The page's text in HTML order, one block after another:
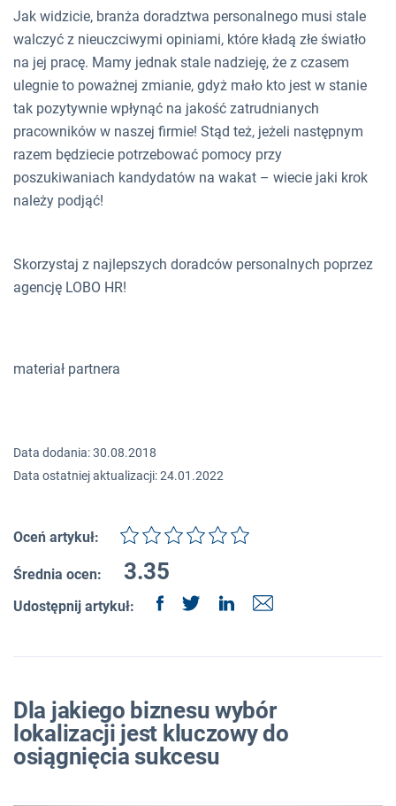
Jak widzicie, branża doradztwa personalnego musi stale
walczyć z nieuczciwymi opiniami, które kładą złe światło
na jej pracę. Mamy jednak stale nadzieję, że z czasem
ulegnie to poważnej zmianie, gdyż mało kto jest w stanie
tak pozytywnie wpłynąć na jakość zatrudnianych
pracowników w naszej firmie! Stąd też, jeżeli następnym
razem będziecie potrzebować pomocy przy
poszukiwaniach kandydatów na wakat – wiecie jaki krok
należy podjąć!
Skorzystaj z najlepszych doradców personalnych poprzez
agencję LOBO HR!
materiał partnera
Data dodania: 30.08.2018
Data ostatniej aktualizacji: 24.01.2022
Oceń artykuł:
Średnia ocen: 3.35
Udostępnij artykuł:
Dla jakiego biznesu wybór
lokalizacji jest kluczowy do
osiągnięcia sukcesu